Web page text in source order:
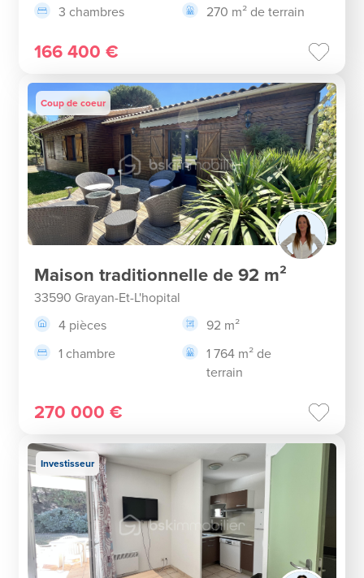
3 chambres
270 m² de terrain
166 400 €
Coup de coeur
Maison traditionnelle de 92 m²
33590 Grayan-Et-L'hopital
4 pièces
92 m²
1 chambre
1 764 m² de
terrain
270 000 €
Investisseur